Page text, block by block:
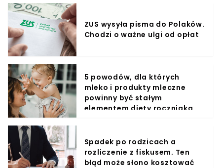
ZUS wysyła pisma do Polaków.
Chodzi o ważne ulgi od opłat
5 powodów, dla których
mleko i produkty mleczne
powinny być stałym
elementem diety roczniaka
Spadek po rodzicach a
rozliczenie z fiskusem. Ten
błąd może słono kosztować